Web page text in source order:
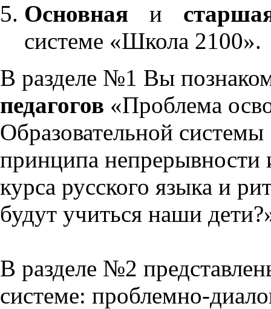
Основнаяи
системе «Школа 2100».
В разделе №1 Вы
педагогов «Проблема
Образовательной
принципа непрерывности
курса русского языка и
будут учиться наши
В разделе №2
системе: проблемно-